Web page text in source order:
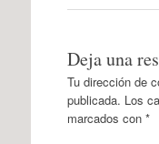
Deja una
Tu dirección de
publicada. Los
marcados con *